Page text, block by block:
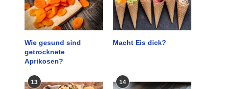
Wie gesund sind
getrocknete
Aprikosen?
Macht Eis dick?
13 14